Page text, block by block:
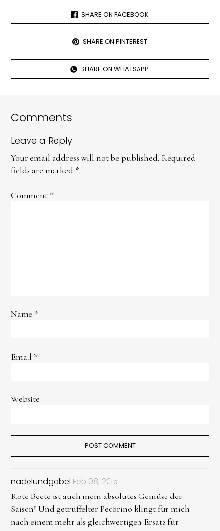
SHARE ON FACEBOOK
SHARE ON PINTEREST
SHARE ON WHATSAPP
Comments
Leave a Reply
Your email address will not be published. Required
fields are marked *
Comment *
Name *
Email *
Website
nadelundgabel Feb 08, 2015
Rote Beete ist auch mein absolutes Gemüse der
Saison! Und getrüffelter Pecorino klingt für mich
nach einem mehr als gleichwertigen Ersatz für